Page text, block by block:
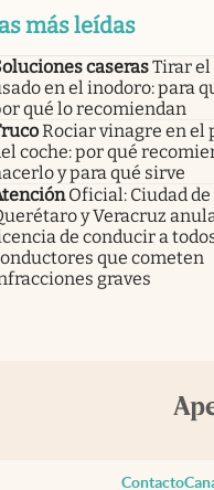
más leídas
caserasTirar el
en el inodoro: para
qué lo recomiendan
Rociar vinagre en el
coche: por qué
y para qué sirve
Oficial: Ciudad
y Veracruz
de conducir a
que cometen
graves
Contacto